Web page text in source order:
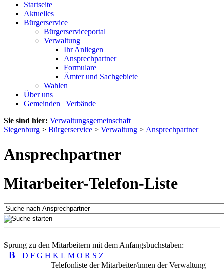
Startseite
Aktuelles
Bürgerservice
Bürgerserviceportal
Verwaltung
Ihr Anliegen
Ansprechpartner
Formulare
Ämter und Sachgebiete
Wahlen
Über uns
Gemeinden | Verbände
Sie sind hier: Verwaltungsgemeinschaft
Siegenburg > Bürgerservice > Verwaltung > Ansprechpartner
Ansprechpartner
Mitarbeiter-Telefon-Liste
Sprung zu den Mitarbeitern mit dem Anfangsbuchstaben:
B D F G H K L M O R S Z
Telefonliste der Mitarbeiter/innen der Verwaltung